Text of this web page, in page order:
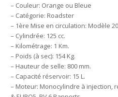
– Couleur: Orange ou Bleue
– Catégorie: Roadster
– 1ère Mise en circulation: Modèle
– Cylindrée: 125 cc.
– Kilométrage: 1 Km.
– Poids (à sec): 154 Kg.
– Hauteur de selle: 800 mm.
– Capacité réservoir: 15 L.
– Moteur: Monocylindre à injection,